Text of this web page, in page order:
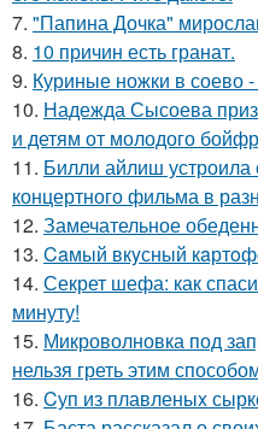
7. "Папина Дочка"
8. 10 причин есть гранат.
9. Куриные ножки в соево
10. Надежда Сысоева
и детям от молодого
11. Билли айлиш устроила
концертного фильма в
12. Замечательное
13. Caмый вкyсный
14. Секрет шефа: как
минуту!
15. Микроволновка под
нельзя греть этим
16. Cуп из плавленыx